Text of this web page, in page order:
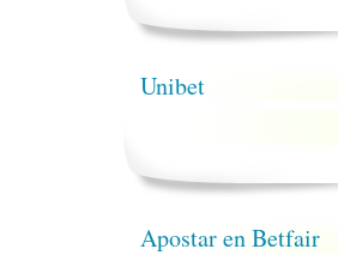
Unibet
Apostar en Betfair